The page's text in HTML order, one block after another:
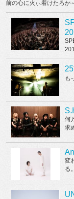
前の心に火ぃ着けたろ
も
何
求
変
る。